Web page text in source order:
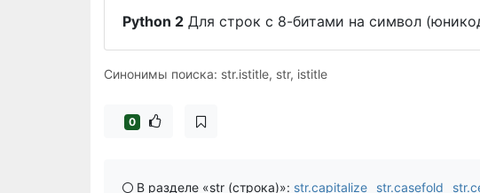
Python 2 Для строк с 8-битами на символ
Синонимы поиска: str.istitle, str, istitle
0
В разделе «str (строка)»: str.capitalize str.casefold